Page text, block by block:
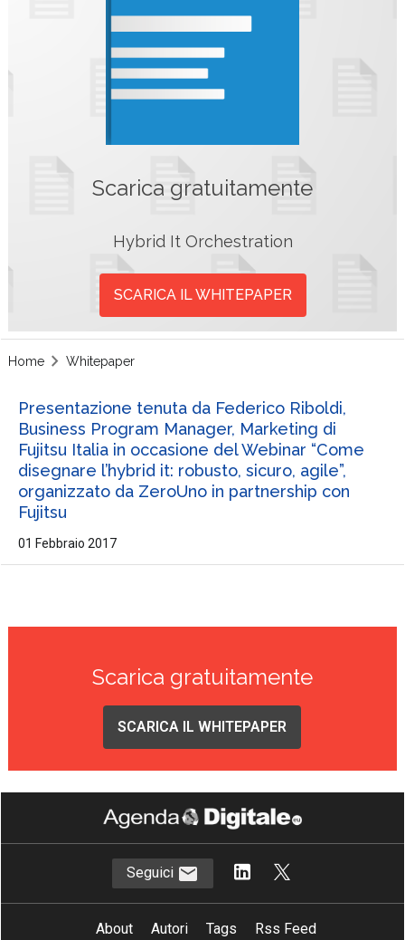
Scarica gratuitamente
Hybrid It Orchestration
SCARICA IL WHITEPAPER
Home Whitepaper
Presentazione tenuta da Federico Riboldi,
Business Program Manager, Marketing di
Fujitsu Italia in occasione del Webinar “Come
disegnare l’hybrid it: robusto, sicuro, agile”,
organizzato da ZeroUno in partnership con
Fujitsu
01 Febbraio 2017
Scarica gratuitamente
SCARICA IL WHITEPAPER
Seguici
About Autori Tags
Rss Feed